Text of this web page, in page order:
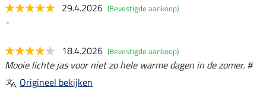
29.4.2026 (Bevestigde aankoop)
-
18.4.2026 (Bevestigde aankoop)
Mooie lichte jas voor niet zo hele warme dagen in de zomer. #
Origineel bekijken